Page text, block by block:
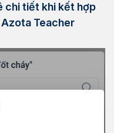
chi tiết khi kết hợp
Teacher